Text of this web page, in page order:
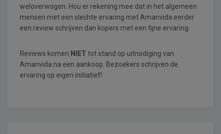
weloverwogen. Hou er rekening mee dat in het algemeen
mensen met een slechte ervaring met Amanvida eerder
een review schrijven dan kopers met een fijne ervaring.
Reviews komen NIET tot stand op uitnodiging van
Amanvida na een aankoop. Bezoekers schrijven de
ervaring op eigen initiatief!